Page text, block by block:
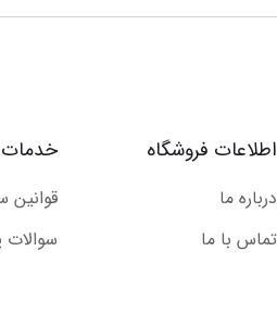
اطلاعات فروشگاه
درباره ما
تماس با ما
خدمات
سوالات